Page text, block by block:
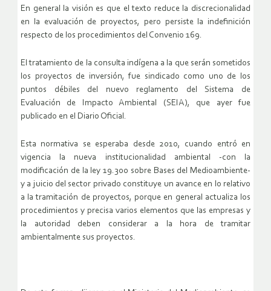
En general la visión es que el texto reduce la discrecionalidad
en la evaluación de proyectos, pero persiste la indefinición
respecto de los procedimientos del Convenio 169.
El tratamiento de la consulta indígena a la que serán sometidos
los proyectos de inversión, fue sindicado como uno de los
puntos débiles del nuevo reglamento del Sistema de
Evaluación de Impacto Ambiental (SEIA), que ayer fue
publicado en el Diario Oficial.
Esta normativa se esperaba desde 2010, cuando entró en
vigencia la nueva institucionalidad ambiental -con la
modificación de la ley 19.300 sobre Bases del Medioambiente-
y a juicio del sector privado constituye un avance en lo relativo
a la tramitación de proyectos, porque en general actualiza los
procedimientos y precisa varios elementos que las empresas y
la autoridad deben considerar a la hora de tramitar
ambientalmente sus proyectos.